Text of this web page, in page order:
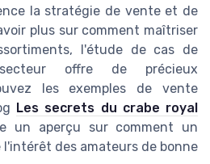
la stratégie de vente et de
plus sur comment maîtriser
l'étude de cas de
offre de précieux
les exemples de vente
Les secrets du crabe royal
un aperçu sur comment un
des amateurs de bonne